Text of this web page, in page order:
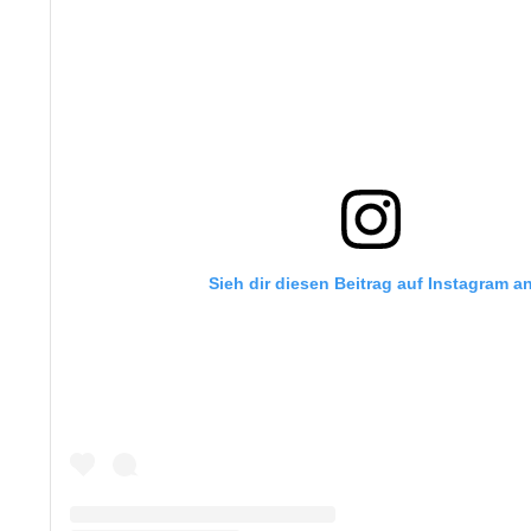
Sieh dir diesen Beitrag auf Instagram